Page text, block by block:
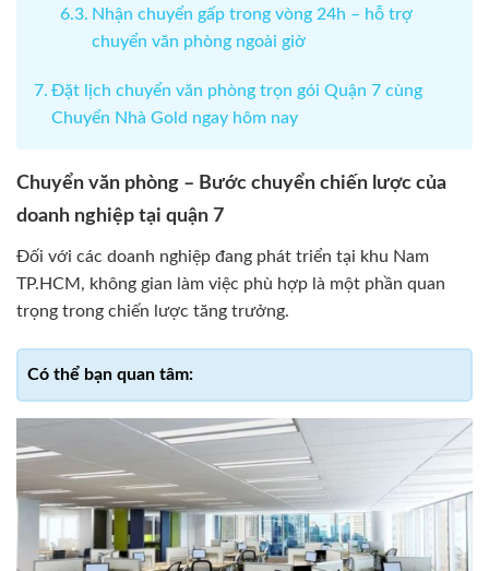
Nhận chuyển gấp trong vòng 24h – hỗ trợ
chuyển văn phòng ngoài giờ
Đặt lịch chuyển văn phòng trọn gói Quận 7 cùng
Chuyển Nhà Gold ngay hôm nay
Chuyển văn phòng – Bước chuyển chiến lược của
doanh nghiệp tại quận 7
Đối với các doanh nghiệp đang phát triển tại khu Nam
TP.HCM, không gian làm việc phù hợp là một phần quan
trọng trong chiến lược tăng trưởng.